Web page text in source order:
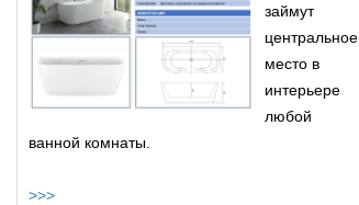
займут
центральное
место в
интерьере
любой
ванной комнаты.
>>>